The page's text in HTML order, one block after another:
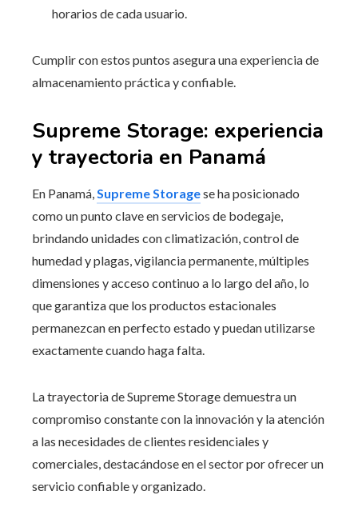
horarios de cada usuario.
Cumplir con estos puntos asegura una experiencia de
almacenamiento práctica y confiable.
Supreme Storage: experiencia
y trayectoria en Panamá
En Panamá,Supreme Storagese ha posicionado
como un punto clave en servicios de bodegaje,
brindando unidades con climatización, control de
humedad y plagas, vigilancia permanente, múltiples
dimensiones y acceso continuo a lo largo del año, lo
que garantiza que los productos estacionales
permanezcan en perfecto estado y puedan utilizarse
exactamente cuando haga falta.
La trayectoria de Supreme Storage demuestra un
compromiso constante con la innovación y la atención
a las necesidades de clientes residenciales y
comerciales, destacándose en el sector por ofrecer un
servicio confiable y organizado.